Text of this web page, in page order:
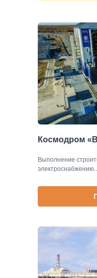
Космодром
Выполнение